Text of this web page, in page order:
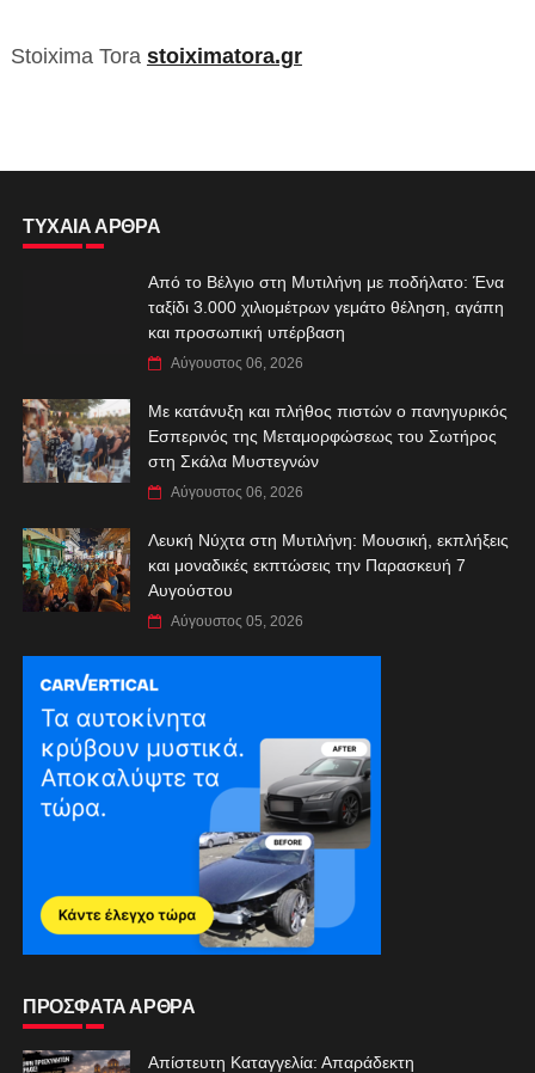
Stoixima Tora stoiximatora.gr
ΤΥΧΑΙΑ ΑΡΘΡΑ
Από το Βέλγιο στη Μυτιλήνη με ποδήλατο: Ένα
ταξίδι 3.000 χιλιομέτρων γεμάτο θέληση, αγάπη
και προσωπική υπέρβαση
Αύγουστος 06, 2026
Με κατάνυξη και πλήθος πιστών ο πανηγυρικός
Εσπερινός της Μεταμορφώσεως του Σωτήρος
στη Σκάλα Μυστεγνών
Αύγουστος 06, 2026
Λευκή Νύχτα στη Μυτιλήνη: Μουσική, εκπλήξεις
και μοναδικές εκπτώσεις την Παρασκευή 7
Αυγούστου
Αύγουστος 05, 2026
ΠΡΟΣΦΑΤΑ ΑΡΘΡΑ
Απίστευτη Καταγγελία: Απαράδεκτη